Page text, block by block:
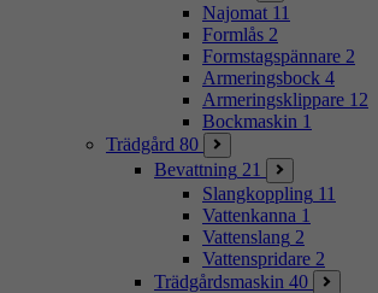
Najomat 11
Formlås 2
Formstagspännare 2
Armeringsbock 4
Armeringsklippare 12
Bockmaskin 1
Trädgård 80
Bevattning 21
Slangkoppling 11
Vattenkanna 1
Vattenslang 2
Vattenspridare 2
Trädgårdsmaskin 40